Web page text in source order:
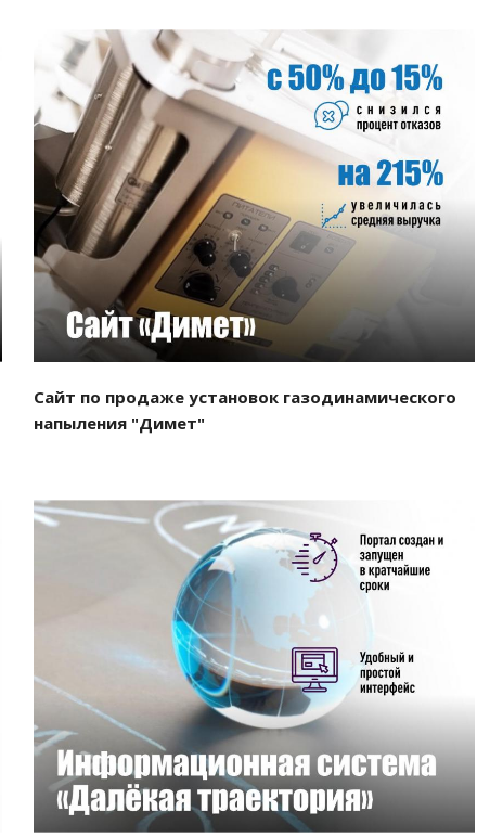
Смотреть проект
Сайт по продаже установок газодинамического
напыления "Димет"
Смотреть проект